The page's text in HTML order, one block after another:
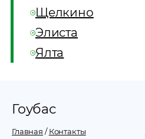
Щелкино
Элиста
Ялта
Гоубас
Главная /Контакты